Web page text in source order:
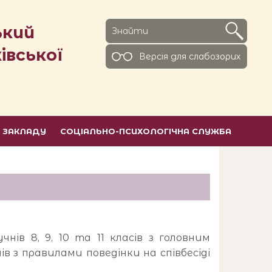
Версiя для слабозорих
ЗАКЛАДУ СОЦІАЛЬНО-ПСИХОЛОГІЧНА СЛУЖБА
8, 9, 10 та 11 класів з головним
з правилами поведінки на співбесіді